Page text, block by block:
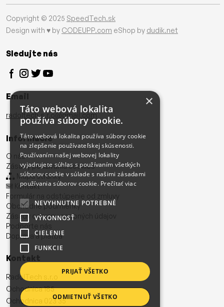
Copyright © 2025 SpeedTech.sk
Design with ♥ by CODEUPP.com eShop by dudik.net
Sledujte nás
Email
radoltech.s.r.o@gmail.com
Informácie
O nás
Zásady používania cookies
Mapa stránky
Kontakt
Formulár na odstúpenie od zmluvy
Obchodné podmienky
Zásady ochrany osobných údajov
Podporte nás
Doprava a platba
Kontakt
RadolTech s.r.o
Ochodnica 185
Ochodnica 023 35
×
Táto webová lokalita
používa súbory cookie.
Táto webová lokalita používa súbory cookie
na zlepšenie používateľskej skúsenosti.
Používaním našej webovej lokality
vyjadrujete súhlas s používaním všetkých
súborov cookie v súlade s našimi zásadami
používania súborov cookie. Prečítať viac
NEVYHNUTNE POTREBNÉ
VÝKONNOSŤ
CIELENIE
FUNKCIE
PRIJAŤ VŠETKO
ODMIETNUŤ VŠETKO